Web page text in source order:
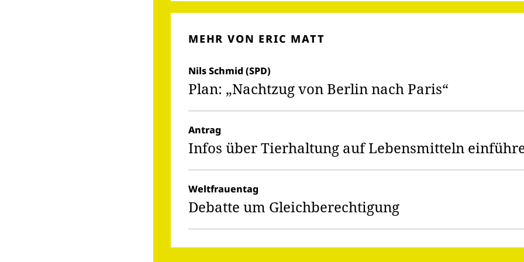
MEHR VON ERIC MATT
Nils Schmid (SPD)
Plan: „Nachtzug von Berlin nach Paris“
Antrag
Infos über Tierhaltung auf Lebensmitteln
Weltfrauentag
Debatte um Gleichberechtigung